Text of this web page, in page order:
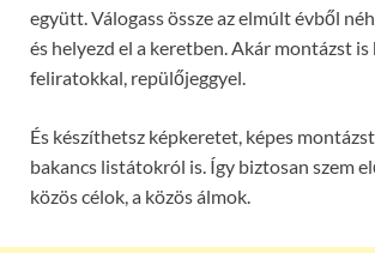
együtt. Válogass össze az elmúlt évből
és helyezd el a keretben. Akár montázst is
feliratokkal, repülőjeggyel.
És készíthetsz képkeretet, képes
bakancs listátokról is. Így biztosan szem
közös célok, a közös álmok.